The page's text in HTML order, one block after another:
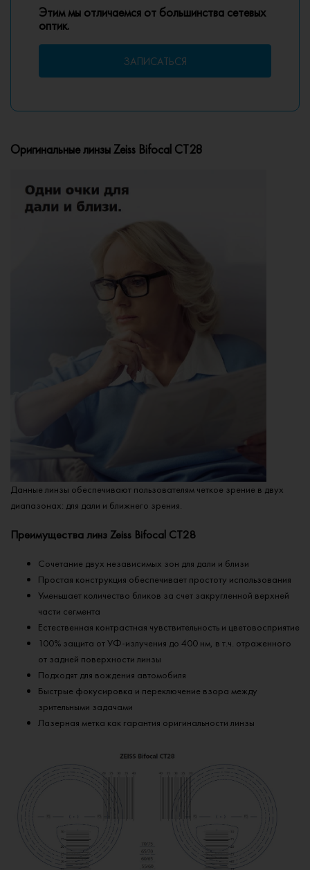
Этим мы отличаемся от большинства сетевых
оптик.
ЗАПИСАТЬСЯ
Оригинальные линзы Zeiss Bifocal CT28
Данные линзы обеспечивают пользователям четкое зрение в двух
диапазонах: для дали и ближнего зрения.
Преимущества линз Zeiss Bifocal CT28
Сочетание двух независимых зон для дали и близи
Простая конструкция обеспечивает простоту использования
Уменьшает количество бликов за счет закругленной верхней
части сегмента
Естественная контрастная чувствительность и цветовосприятие
100% защита от УФ-излучения до 400 нм, в т.ч. отраженного
от задней поверхности линзы
Подходят для вождения автомобиля
Быстрые фокусировка и переключение взора между
зрительными задачами
Лазерная метка как гарантия оригинальности линзы